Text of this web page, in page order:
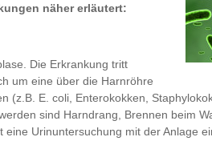
näher erläutert:
Die Erkrankung tritt
um eine über die Harnröhre
(z.B. E. coli, Enterokokken,
sind Harndrang, Brennen beim
Urinuntersuchung mit der Anlage